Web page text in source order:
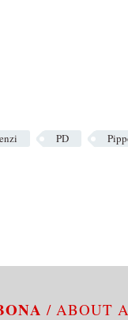
PD
/ ABOUT